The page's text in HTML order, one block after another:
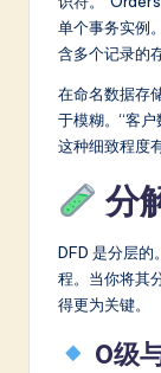
单个事务实例
含多个记录的
在命名数据存
于模糊。“客户
这种细致程度
分
DFD 是分层的
程。当你将其
得更为关键。
0级